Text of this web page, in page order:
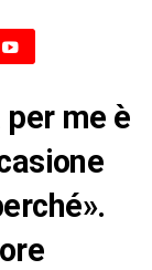
per me è